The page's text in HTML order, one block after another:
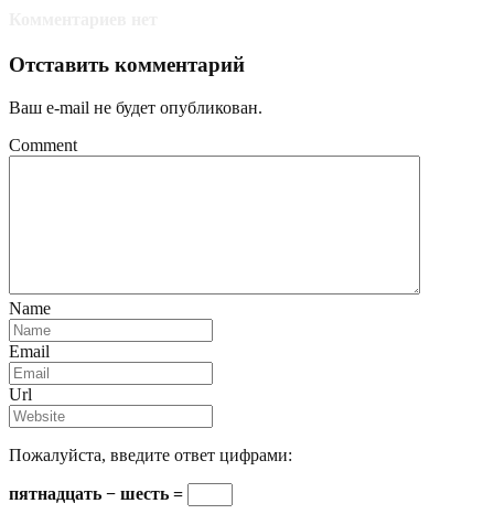
Отставить комментарий
Ваш e-mail не будет опубликован.
Comment
Name
Email
Url
Пожалуйста, введите ответ цифрами:
пятнадцать − шесть =